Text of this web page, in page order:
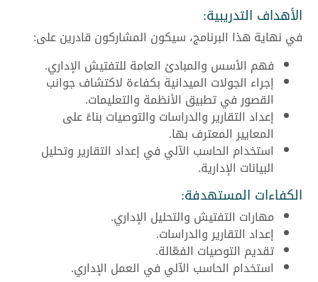
الأهداف التدريبية:
في نهاية هذا البرنامج، سيكون المشاركون قادرين على:
فهم الأسس والمبادئ العامة للتفتيش الإداري.
إجراء الجولات الميدانية بكفاءة لاكتشاف جوانب
القصور في تطبيق الأنظمة والتعليمات.
إعداد التقارير والدراسات والتوصيات بناءً على
المعايير المعترف بها.
استخدام الحاسب الآلي في إعداد التقارير وتحليل
البيانات الإدارية.
الكفاءات المستهدفة:
مهارات التفتيش والتحليل الإداري.
إعداد التقارير والدراسات.
تقديم التوصيات الفعّالة.
استخدام الحاسب الآلي في العمل الإداري.